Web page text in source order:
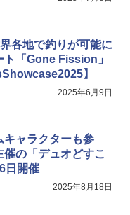
各地で釣りが可能に
「Gone Fission」
】
2025年6月9日
キャラクターも参
の「デュオどすこ
日開催
2025年8月18日